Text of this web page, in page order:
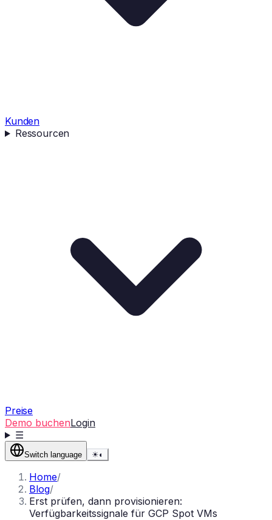
Kunden
Ressourcen
Preise
Demo buchenLogin
☰
Switch language ☀◐
Home/
Blog/
Erst prüfen, dann provisionieren:
Verfügbarkeitssignale für GCP Spot VMs